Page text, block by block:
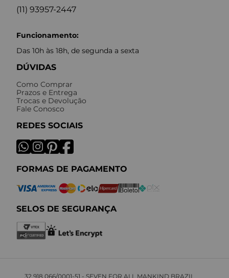
(11) 93957-2447
Funcionamento:
Das 10h às 18h, de segunda a sexta
DÚVIDAS
Como Comprar
Prazos e Entrega
Trocas e Devolução
Fale Conosco
REDES SOCIAIS
FORMAS DE PAGAMENTO
SELOS DE SEGURANÇA
32.918.066/0001-51 - SEVEN FOR ALL MANKIND BRAZIL